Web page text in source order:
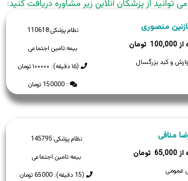
توانید از پزشکان آنلاین زیر مشاوره دریافت کنید:
نظام پزشکی:110618
بیمه:تامین اجتماعی
(۱۵ دقیقه): ۱۰۰۰۰۰ تومان
: 150000 تومان
منصوری
100,000
و کبد بزرگسال
نظام پزشکی:145795
بیمه:تامین اجتماعی
(15 دقیقه): 65000 تومان
منافی
65,000
عمومی